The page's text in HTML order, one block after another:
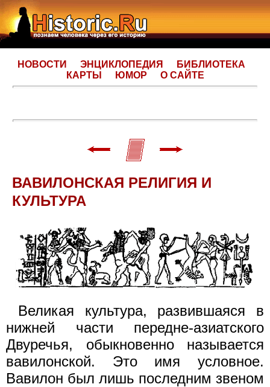
НОВОСТИ ЭНЦИКЛОПЕДИЯ
БИБЛИОТЕКА
КАРТЫ
ЮМОР О САЙТЕ
ВАВИЛОНСКАЯ РЕЛИГИЯ И
КУЛЬТУРА
Великая культура, развившаяся в
нижней части передне-азиатского
Двуречья, обыкновенно называется
вавилонской. Это имя условное.
Вавилон был лишь последним звеном